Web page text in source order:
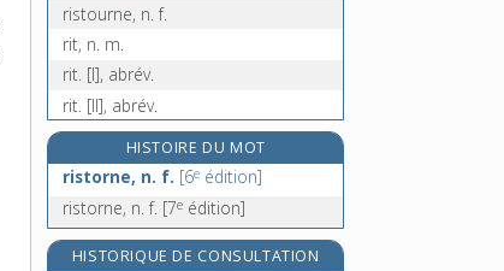
ristourne, n. f.
rit, n. m.
rit. [I], abrév.
rit. [II], abrév.
rital, -ale, n.
ritard., abrév.
ritardando, adv. et n. m.
rite, n. m.
riten., abrév.
HISTOIRE DU MOT
ristorne, n. f. [6e édition]
ristorne, n. f. [7e édition]
HISTORIQUE DE CONSULTATION